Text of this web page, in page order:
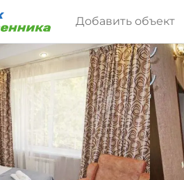
Добавить объект